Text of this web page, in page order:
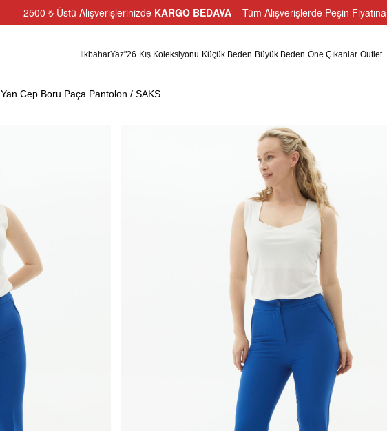
2500 ₺ Üstü Alışverişlerinizde KARGO BEDAVA – Tüm Alışverişlerde Peşin Fiyatına
İlkbaharYaz"26 Kış Koleksiyonu Küçük Beden Büyük Beden Öne Çıkanlar Outlet
Yan Cep Boru Paça Pantolon / SAKS